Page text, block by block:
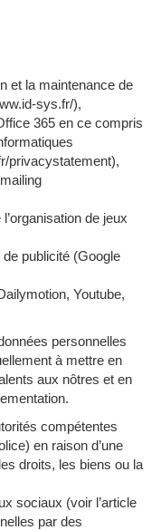
et la maintenance de
sys.fr/),
365 en ce compris
privacystatement),
de jeux
de publicité (Google
Youtube,
personnelles
à mettre en
aux nôtres et en
compétentes
en raison d’une
droits, les biens ou la
sociaux (voir l’article
par des